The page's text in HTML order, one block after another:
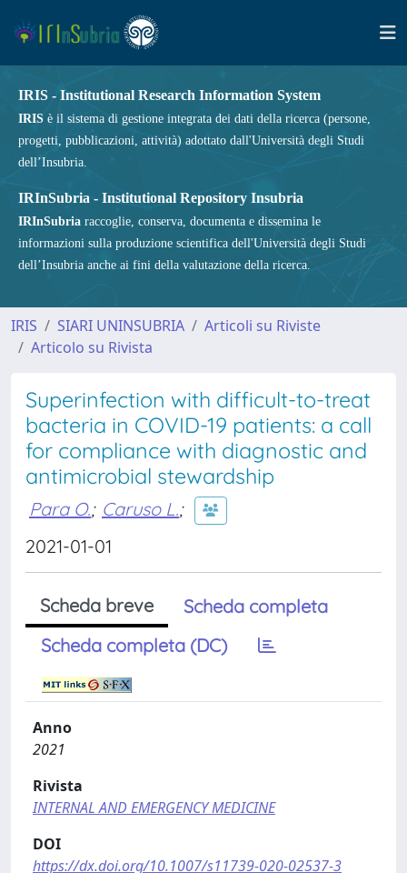
IRIS - Institutional Research Information System
IRIS è il sistema di gestione integrata dei dati della ricerca (persone,
progetti, pubblicazioni, attività) adottato dall'Università degli Studi
dell’Insubria.
IRInSubria - Institutional Repository Insubria
IRInSubria raccoglie, conserva, documenta e dissemina le
informazioni sulla produzione scientifica dell'Università degli Studi
dell’Insubria anche ai fini della valutazione della ricerca.
IRIS SIARI UNINSUBRIA
Articoli su Riviste
Articolo su Rivista
Superinfection with difficult-to-treat
bacteria in COVID-19 patients: a call
for compliance with diagnostic and
antimicrobial stewardship
Para O.; Caruso L.;
2021-01-01
Scheda breve
Scheda completa
Scheda completa (DC)
Anno
2021
Rivista
INTERNAL AND EMERGENCY MEDICINE
DOI
https://dx.doi.org/10.1007/s11739-020-02537-3